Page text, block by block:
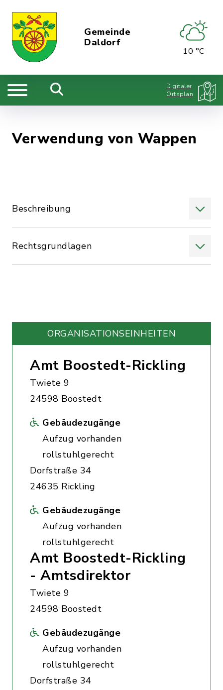
Gemeinde
Daldorf
10 °C
Digitaler
Ortsplan
Verwendung von Wappen
Beschreibung
Rechtsgrundlagen
ORGANISATIONS­EINHEITEN
Amt Boostedt-Rickling
Twiete 9
24598 Boostedt
Gebäudezugänge
Aufzug vorhanden
rollstuhlgerecht
Dorfstraße 34
24635 Rickling
Gebäudezugänge
Aufzug vorhanden
rollstuhlgerecht
Amt Boostedt-Rickling
- Amtsdirektor
Twiete 9
24598 Boostedt
Gebäudezugänge
Aufzug vorhanden
rollstuhlgerecht
Dorfstraße 34